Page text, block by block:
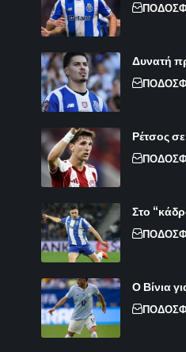
Δυνατή
Ρέτσος
Στο
Ο Βίνια